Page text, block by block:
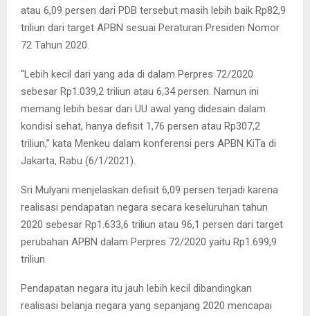
atau 6,09 persen dari PDB tersebut masih lebih baik Rp82,9
triliun dari target APBN sesuai Peraturan Presiden Nomor
72 Tahun 2020.
“Lebih kecil dari yang ada di dalam Perpres 72/2020
sebesar Rp1.039,2 triliun atau 6,34 persen. Namun ini
memang lebih besar dari UU awal yang didesain dalam
kondisi sehat, hanya defisit 1,76 persen atau Rp307,2
triliun,” kata Menkeu dalam konferensi pers APBN KiTa di
Jakarta, Rabu (6/1/2021).
Sri Mulyani menjelaskan defisit 6,09 persen terjadi karena
realisasi pendapatan negara secara keseluruhan tahun
2020 sebesar Rp1.633,6 triliun atau 96,1 persen dari target
perubahan APBN dalam Perpres 72/2020 yaitu Rp1.699,9
triliun.
Pendapatan negara itu jauh lebih kecil dibandingkan
realisasi belanja negara yang sepanjang 2020 mencapai